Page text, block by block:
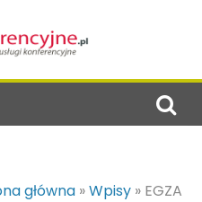
główna »Wpisy » EGZA